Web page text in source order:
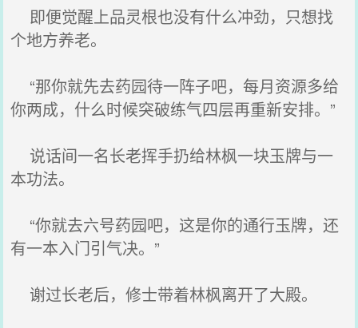
即便觉醒上品灵根也没有什么冲劲，只想找
个地方养老。
“那你就先去药园待一阵子吧，每月资源多给
你两成，什么时候突破练气四层再重新安排。”
说话间一名长老挥手扔给林枫一块玉牌与一
本功法。
“你就去六号药园吧，这是你的通行玉牌，还
有一本入门引气决。”
谢过长老后，修士带着林枫离开了大殿。